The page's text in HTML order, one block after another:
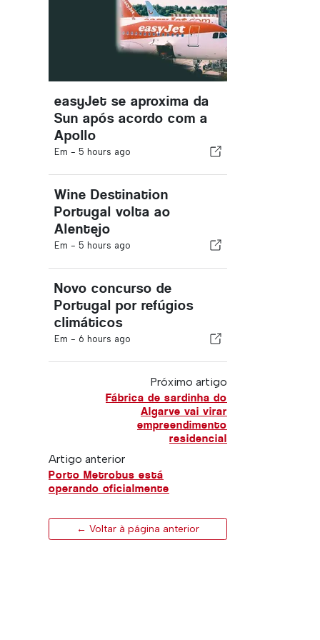
easyJet se aproxima da
Sun após acordo com a
Apollo
Em - 5 hours ago
Wine Destination
Portugal volta ao
Alentejo
Em - 5 hours ago
Novo concurso de
Portugal por refúgios
climáticos
Em - 6 hours ago
Próximo artigo
Fábrica de sardinha do
Algarve vai virar
empreendimento
residencial
Artigo anterior
Porto Metrobus está
operando oficialmente
← Voltar à página anterior